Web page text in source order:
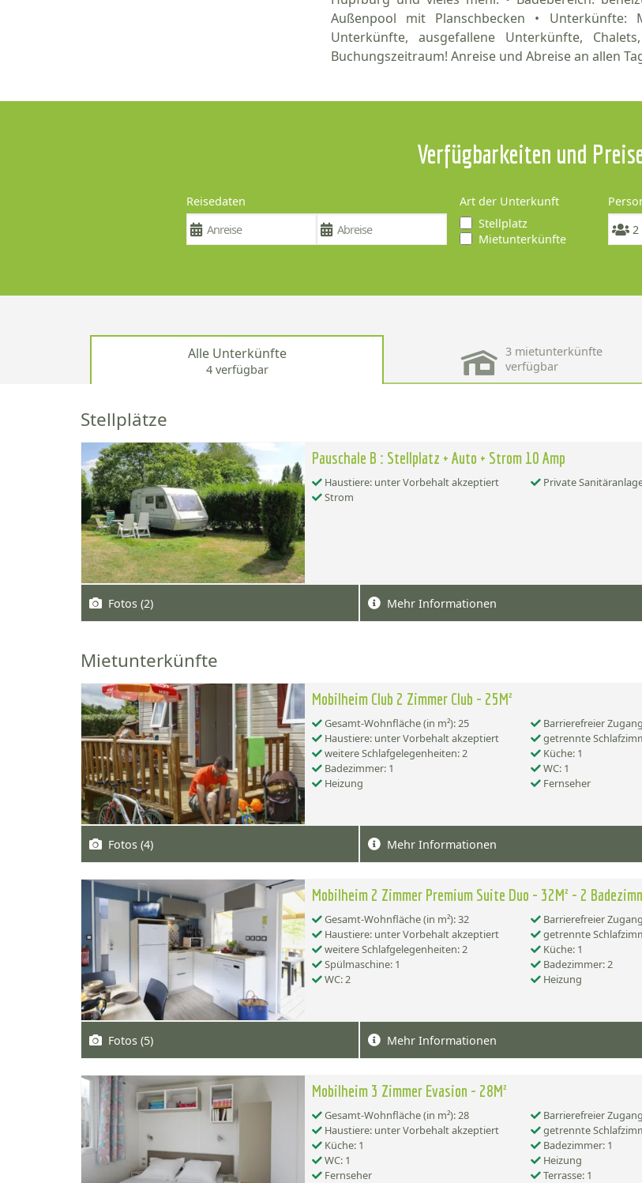
Außenpool mit Planschbecken •
Unterkünfte, ausgefallene Unterkünfte,
Buchungszeitraum! Anreise und Abreise an allen
Verfügbarkeiten und
Reisedaten
Art der Unterkunft
Stellplatz
Mietunterkünfte
Alle Unterkünfte
4 verfügbar
3 mietunterkünfte
verfügbar
Stellplätze
Pauschale B : Stellplatz + Auto + Strom 10 Amp
Haustiere: unter Vorbehalt akzeptiert
Private
Strom
Fotos (2) Mehr Informationen
Mietunterkünfte
Mobilheim Club 2 Zimmer Club - 25M²
Gesamt-Wohnfläche (in m²): 25
Barrierefreier
Haustiere: unter Vorbehalt akzeptiert
getrennte
weitere Schlafgelegenheiten: 2
Küche: 1
Badezimmer: 1
WC: 1
Heizung
Fernseher
Fotos (4) Mehr Informationen
Mobilheim 2 Zimmer Premium Suite Duo - 32M² - 2
Gesamt-Wohnfläche (in m²): 32
Barrierefreier
Haustiere: unter Vorbehalt akzeptiert
getrennte
weitere Schlafgelegenheiten: 2
Küche: 1
Spülmaschine: 1
Badezimmer: 2
WC: 2
Heizung
Fotos (5) Mehr Informationen
Mobilheim 3 Zimmer Evasion - 28M²
Gesamt-Wohnfläche (in m²): 28
Barrierefreier
Haustiere: unter Vorbehalt akzeptiert
getrennte
Küche: 1
Badezimmer: 1
WC: 1
Heizung
Fernseher
Terrasse: 1